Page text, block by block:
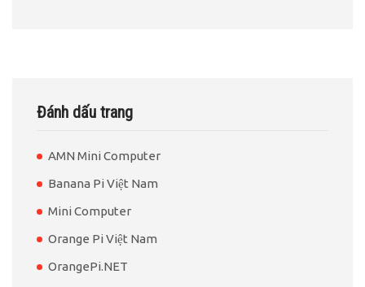
Đánh dấu trang
AMN Mini Computer
Banana Pi Việt Nam
Mini Computer
Orange Pi Việt Nam
OrangePi.NET